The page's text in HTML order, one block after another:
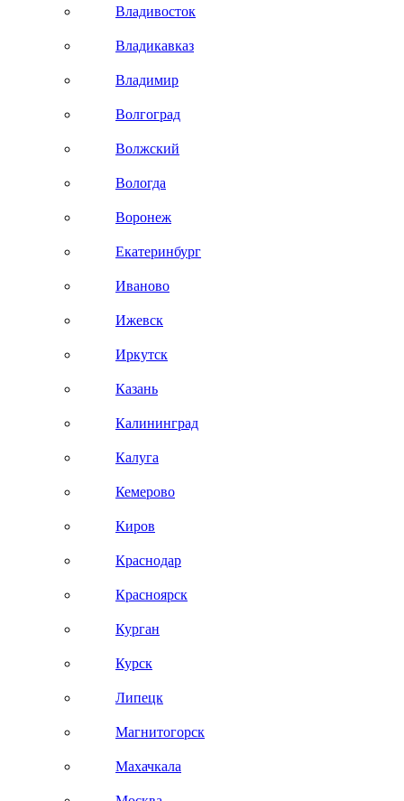
Владивосток
Владикавказ
Владимир
Волгоград
Волжский
Вологда
Воронеж
Екатеринбург
Иваново
Ижевск
Иркутск
Казань
Калининград
Калуга
Кемерово
Киров
Краснодар
Красноярск
Курган
Курск
Липецк
Магнитогорск
Махачкала